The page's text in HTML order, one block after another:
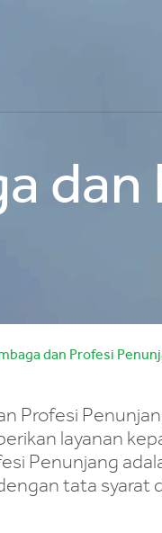
dan
dan Profesi
Profesi
layanan
Penunjang
tata